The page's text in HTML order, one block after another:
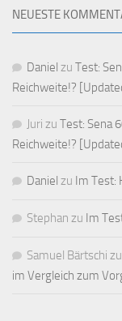
NEUESTE
Daniel zu Test:
Reichweite!?
Juri zu Test: Sena
Reichweite!?
Daniel zu Im Test:
Stephan zu Im
Samuel Bärtschi zu
im Vergleich zum